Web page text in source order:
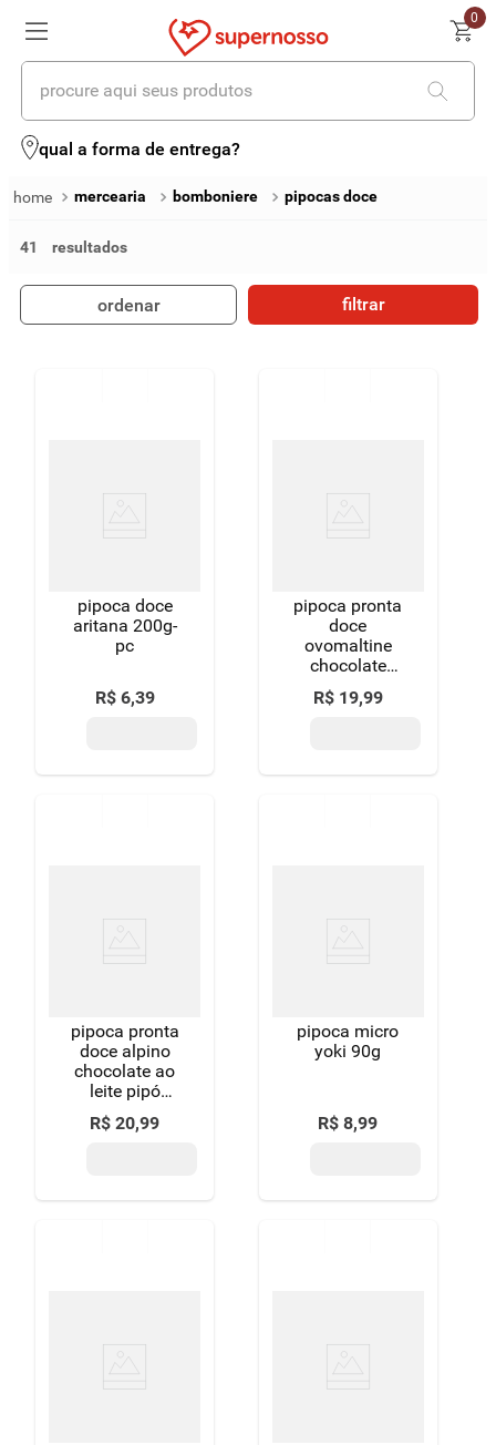
0
procure aqui seus produtos
qual a forma de entrega?
mercearia bomboniere pipocas doce
41
ordenar filtrar
pipoca doce
aritana 200g-
pc
R$ 6,39
pipoca pronta
doce
ovomaltine
chocolate
crocante pipó
gourmet sachê
R$ 19,99
pipoca pronta
doce alpino
chocolate ao
leite pipó
gourmet sachê
100g
R$ 20,99
pipoca micro
yoki 90g
R$ 8,99
termos mais buscados
4º iogurte
chocolate